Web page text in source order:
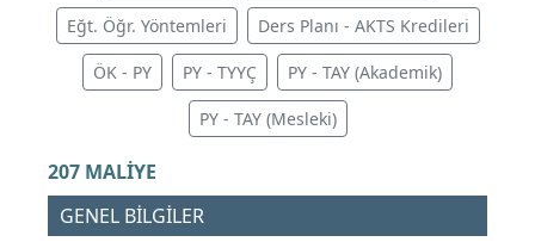
Eğt. Öğr. Yöntemleri Ders Planı - AKTS Kredileri
ÖK - PY PY - TYYÇ PY - TAY (Akademik)
PY - TAY (Mesleki)
207 MALİYE
GENEL BİLGİLER